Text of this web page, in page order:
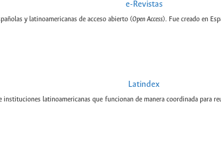
e-Revistas
y latinoamericanas de acceso abierto (Open Access). Fue creado en
Latindex
instituciones latinoamericanas que funcionan de manera coordinada